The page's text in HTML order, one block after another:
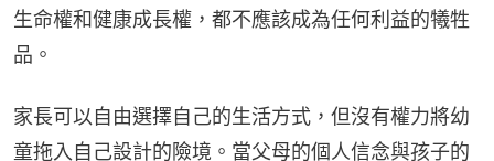
生命權和健康成長權，都不應該成為任何利益的犧牲
品。
家長可以自由選擇自己的生活方式，但沒有權力將幼
童拖入自己設計的險境。當父母的個人信念與孩子的